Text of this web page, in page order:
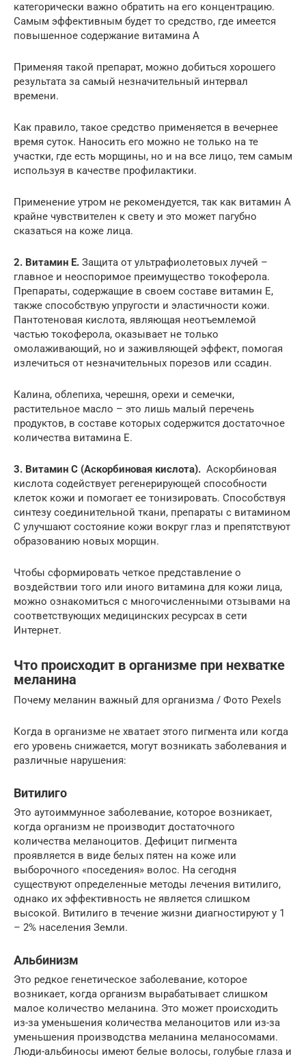
категорически важно обратить на его концентрацию.
Самым эффективным будет то средство, где имеется
повышенное содержание витамина А
Применяя такой препарат, можно добиться хорошего
результата за самый незначительный интервал
времени.
Как правило, такое средство применяется в вечернее
время суток. Наносить его можно не только на те
участки, где есть морщины, но и на все лицо, тем самым
используя в качестве профилактики.
Применение утром не рекомендуется, так как витамин А
крайне чувствителен к свету и это может пагубно
сказаться на коже лица.
2. Витамин Е. Защита от ультрафиолетовых лучей –
главное и неоспоримое преимущество токоферола.
Препараты, содержащие в своем составе витамин Е,
также способствую упругости и эластичности кожи.
Пантотеновая кислота, являющая неотъемлемой
частью токоферола, оказывает не только
омолаживающий, но и заживляющей эффект, помогая
излечиться от незначительных порезов или ссадин.
Калина, облепиха, черешня, орехи и семечки,
растительное масло – это лишь малый перечень
продуктов, в составе которых содержится достаточное
количества витамина Е.
3. Витамин С (Аскорбиновая кислота). Аскорбиновая
кислота содействует регенерирующей способности
клеток кожи и помогает ее тонизировать. Способствуя
синтезу соединительной ткани, препараты с витамином
С улучшают состояние кожи вокруг глаз и препятствуют
образованию новых морщин.
Чтобы сформировать четкое представление о
воздействии того или иного витамина для кожи лица,
можно ознакомиться с многочисленными отзывами на
соответствующих медицинских ресурсах в сети
Интернет.
Что происходит в организме при нехватке
меланина
Почему меланин важный для организма / Фото Pexels
Когда в организме не хватает этого пигмента или когда
его уровень снижается, могут возникать заболевания и
различные нарушения:
Витилиго
Это аутоиммунное заболевание, которое возникает,
когда организм не производит достаточного
количества меланоцитов. Дефицит пигмента
проявляется в виде белых пятен на коже или
выборочного «поседения» волос. На сегодня
существуют определенные методы лечения витилиго,
однако их эффективность не является слишком
высокой. Витилиго в течение жизни диагностируют у 1
– 2% населения Земли.
Альбинизм
Это редкое генетическое заболевание, которое
возникает, когда организм вырабатывает слишком
малое количество меланина. Это может происходить
из-за уменьшения количества меланоцитов или из-за
уменьшения производства меланина меланосомами.
Люди-альбиносы имеют белые волосы, голубые глаза и